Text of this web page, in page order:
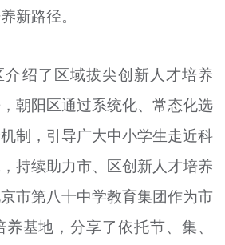
+
新路径。
绍了区域拔尖创新人才培养
朝阳区通过系统化、常态化选
制，引导广大中小学生走近科
持续助力市、区创新人才培养
市第八十中学教育集团作为市
基地，分享了依托节、集、